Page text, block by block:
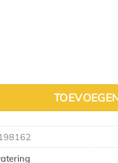
+ pilaar 1/2" aantal